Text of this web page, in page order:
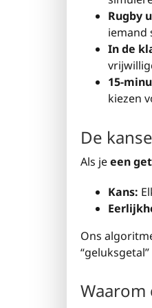
Rugby
iemand
In de
15-
kiezen
De
Als jeeen
Kans:
Ons
Waarom